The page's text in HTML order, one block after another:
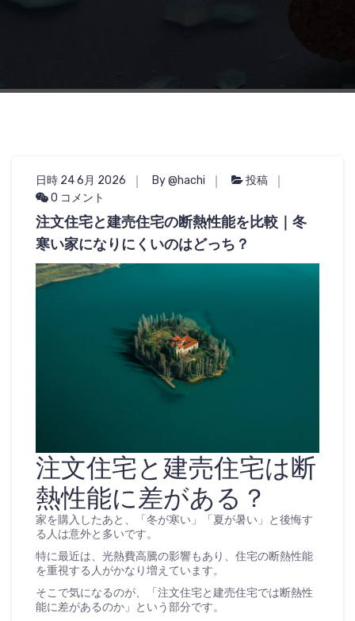
日時 24 6月 2026 By @hachi
投稿
0 コメント
注文住宅と建売住宅の断熱性能を比較｜冬
寒い家になりにくいのはどっち？
注文住宅と建売住宅は断
熱性能に差がある？
家を購入したあと、「冬が寒い」「夏が暑い」と後悔す
る人は意外と多いです。
特に最近は、光熱費高騰の影響もあり、住宅の断熱性能
を重視する人がかなり増えています。
そこで気になるのが、「注文住宅と建売住宅では断熱性
能に差があるのか」という部分です。